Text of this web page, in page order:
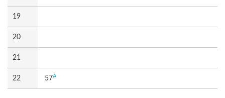
19
20
21
22 57A